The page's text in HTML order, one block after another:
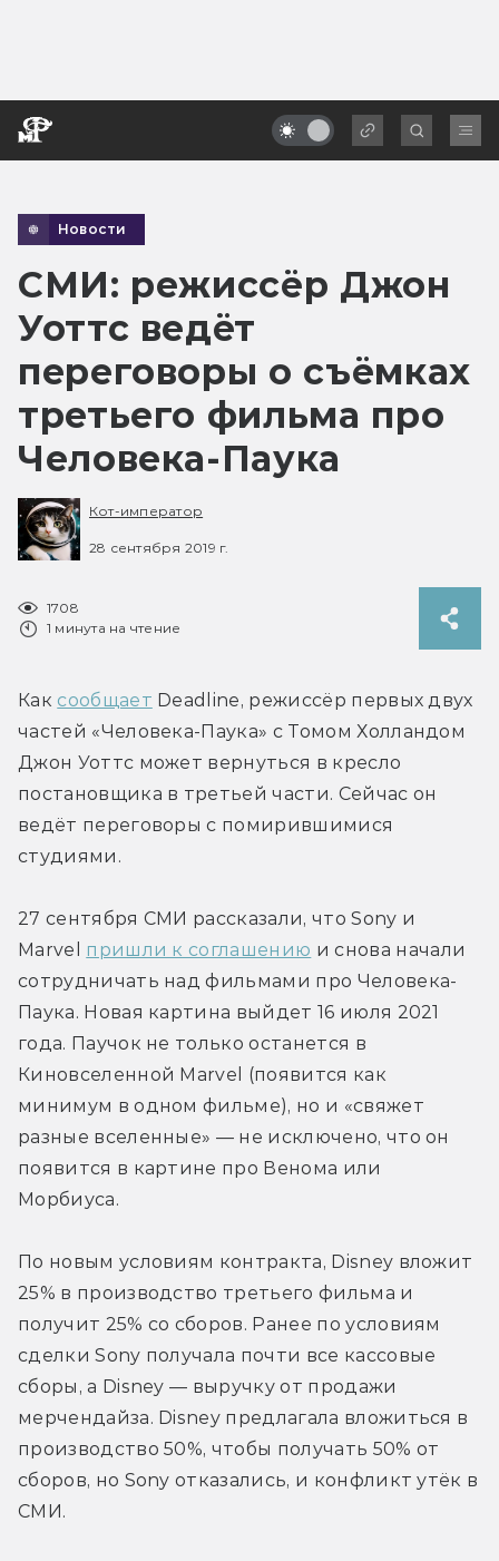
Новости
СМИ: режиссёр Джон
Уоттс ведёт
переговоры о съёмках
третьего фильма про
Человека-Паука
Кот-император
28 сентября 2019 г.
1708
1 минута на чтение
Как сообщает Deadline, режиссёр первых двух
частей «Человека-Паука» с Томом Холландом
Джон Уоттс может вернуться в кресло
постановщика в третьей части. Сейчас он
ведёт переговоры с помирившимися
студиями.
27 сентября СМИ рассказали, что Sony и
Marvel пришли к соглашению и снова начали
сотрудничать над фильмами про Человека-
Паука. Новая картина выйдет 16 июля 2021
года. Паучок не только останется в
Киновселенной Marvel (появится как
минимум в одном фильме), но и «свяжет
разные вселенные» — не исключено, что он
появится в картине про Венома или
Морбиуса.
По новым условиям контракта, Disney вложит
25% в производство третьего фильма и
получит 25% со сборов. Ранее по условиям
сделки Sony получала почти все кассовые
сборы, а Disney — выручку от продажи
мерчендайза. Disney предлагала вложиться в
производство 50%, чтобы получать 50% от
сборов, но Sony отказались, и конфликт утёк в
СМИ.